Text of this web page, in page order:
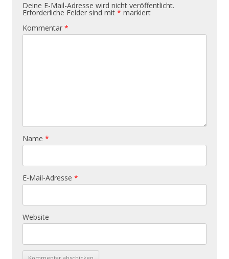
Deine E-Mail-Adresse wird nicht veröffentlicht.
Erforderliche Felder sind mit * markiert
Kommentar *
Name *
E-Mail-Adresse *
Website